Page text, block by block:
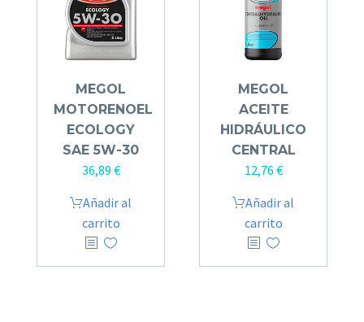
MEGOL
MOTORENOEL
ECOLOGY
SAE 5W-30
36,89 €
Añadir al
carrito
MEGOL
ACEITE
HIDRÁULICO
CENTRAL
12,76 €
Añadir al
carrito